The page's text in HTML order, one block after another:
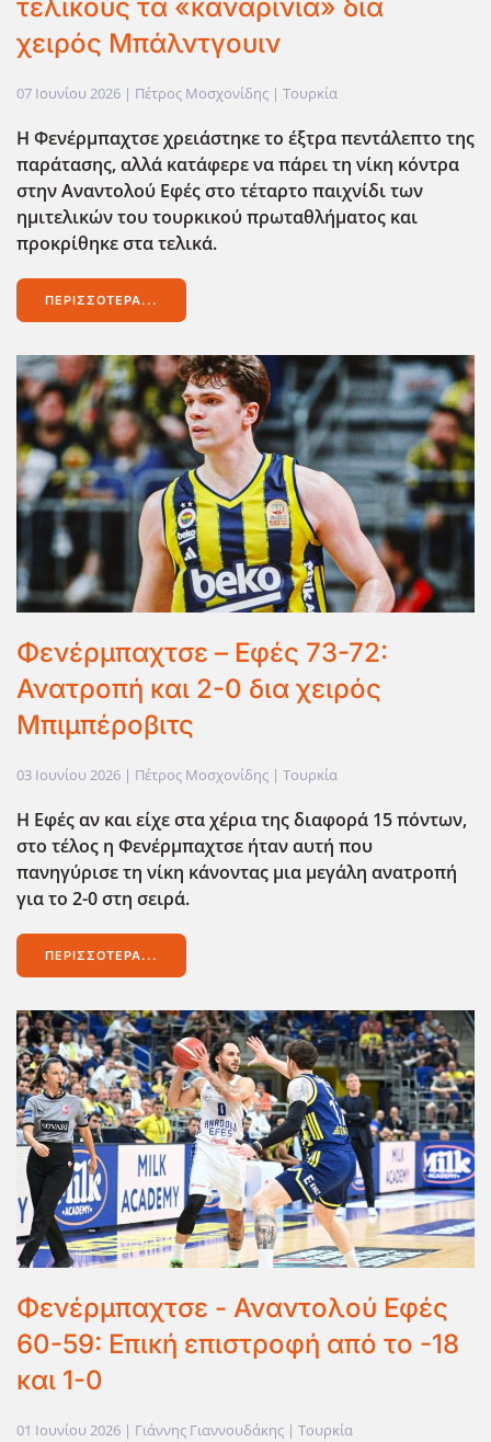
τελικούς τα «καναρίνια» δια
χειρός Μπάλντγουιν
07 Ιουνίου 2026 | Πέτρος Μοσχονίδης | Τουρκία
Η Φενέρμπαχτσε χρειάστηκε το έξτρα πεντάλεπτο της
παράτασης, αλλά κατάφερε να πάρει τη νίκη κόντρα
στην Αναντολού Εφές στο τέταρτο παιχνίδι των
ημιτελικών του τουρκικού πρωταθλήματος και
προκρίθηκε στα τελικά.
ΠΕΡΙΣΣΌΤΕΡΑ...
Φενέρμπαχτσε – Εφές 73-72:
Ανατροπή και 2-0 δια χειρός
Μπιμπέροβιτς
03 Ιουνίου 2026 | Πέτρος Μοσχονίδης | Τουρκία
Η Εφές αν και είχε στα χέρια της διαφορά 15 πόντων,
στο τέλος η Φενέρμπαχτσε ήταν αυτή που
πανηγύρισε τη νίκη κάνοντας μια μεγάλη ανατροπή
για το 2-0 στη σειρά.
ΠΕΡΙΣΣΌΤΕΡΑ...
Φενέρμπαχτσε - Αναντολού Εφές
60-59: Επική επιστροφή από το -18
και 1-0
01 Ιουνίου 2026 | Γιάννης Γιαννουδάκης | Τουρκία